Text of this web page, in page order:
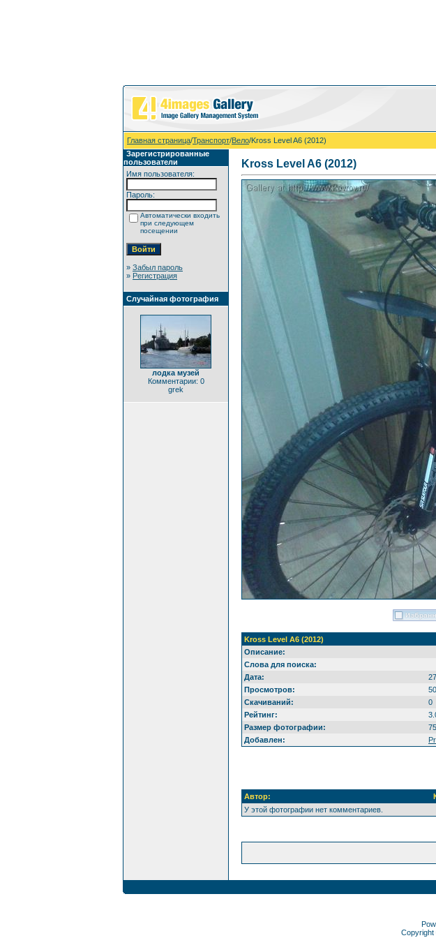
Главная страница/Транспорт/Вело/Kross Level A6 (2012)
Зарегистрированные
пользователи
Имя пользователя:
Пароль:
Автоматически входить
при следующем
посещении
» Забыл пароль
» Регистрация
Случайная фотография
лодка музей
Комментарии: 0
grek
Kross Level A6 (2012)
Kross Level A6 (2012)
Описание:
Слова для поиска:
Дата:
Просмотров:
Скачиваний:
0
Рейтинг:
Размер фотографии:
Добавлен:
Автор:
У этой фотографии нет комментариев.